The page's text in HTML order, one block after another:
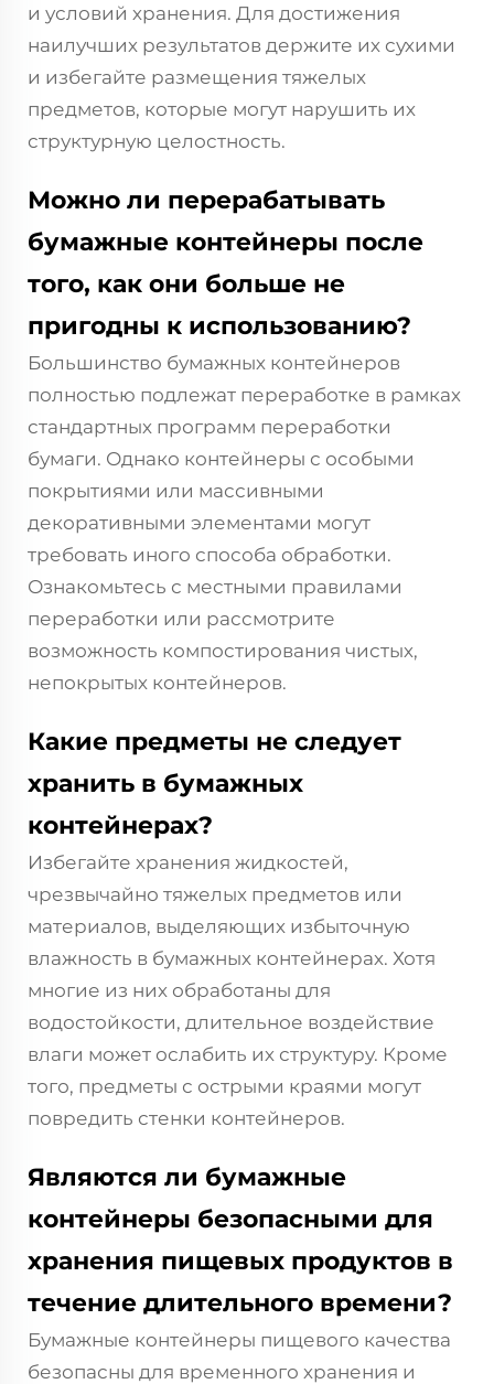
и условий хранения. Для достижения
наилучших результатов держите их сухими
и избегайте размещения тяжелых
предметов, которые могут нарушить их
структурную целостность.
Можно ли перерабатывать
бумажные контейнеры после
того, как они больше не
пригодны к использованию?
Большинство бумажных контейнеров
полностью подлежат переработке в рамках
стандартных программ переработки
бумаги. Однако контейнеры с особыми
покрытиями или массивными
декоративными элементами могут
требовать иного способа обработки.
Ознакомьтесь с местными правилами
переработки или рассмотрите
возможность компостирования чистых,
непокрытых контейнеров.
Какие предметы не следует
хранить в бумажных
контейнерах?
Избегайте хранения жидкостей,
чрезвычайно тяжелых предметов или
материалов, выделяющих избыточную
влажность в бумажных контейнерах. Хотя
многие из них обработаны для
водостойкости, длительное воздействие
влаги может ослабить их структуру. Кроме
того, предметы с острыми краями могут
повредить стенки контейнеров.
Являются ли бумажные
контейнеры безопасными для
хранения пищевых продуктов в
течение длительного времени?
Бумажные контейнеры пищевого качества
безопасны для временного хранения и